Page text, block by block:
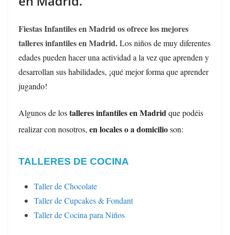
Fiestas Infantiles en Madridos ofrece los mejores
talleres infantiles en Madrid.Los niños de muy diferentes
edades pueden hacer una actividad a la vez que aprenden y
desarrollan sus habilidades, ¡qué mejor forma que aprender
jugando!
Algunos de lostalleres infantiles en Madridque podéis
realizar con nosotros, en locales o a domicilioson:
TALLERES DE COCINA
Taller de Chocolate
Taller de Cupcakes & Fondant
Taller de Cocina para Niños